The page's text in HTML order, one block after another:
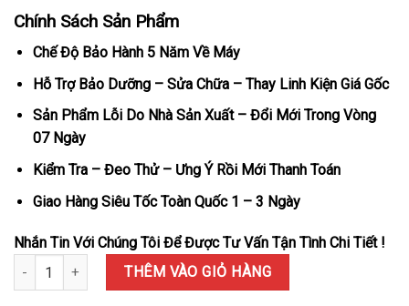
Chính Sách Sản Phẩm
Chế Độ Bảo Hành 5 Năm Về Máy
Hỗ Trợ Bảo Dưỡng – Sửa Chữa – Thay Linh Kiện Giá Gốc
Sản Phẩm Lỗi Do Nhà Sản Xuất – Đổi Mới Trong Vòng
07 Ngày
Kiểm Tra – Đeo Thử – Ưng Ý Rồi Mới Thanh Toán
Giao Hàng Siêu Tốc Toàn Quốc 1 – 3 Ngày
Nhắn Tin Với Chúng Tôi Để Được Tư Vấn Tận Tình Chi Tiết !
Đồng Hồ Rolex Day-Date 228238-0005 Vàng Vàng Mặt Vàng
THÊM VÀO GIỎ HÀNG